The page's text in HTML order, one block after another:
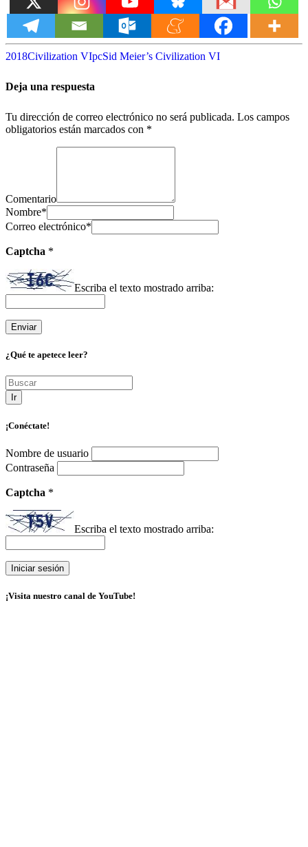
2018Civilization VIpcSid Meier’s Civilization VI
Deja una respuesta
Tu dirección de correo electrónico no será publicada. Los campos
obligatorios están marcados con *
Comentario
Nombre*
Correo electrónico*
Captcha *
Escriba el texto mostrado arriba:
¿Qué te apetece leer?
Ir
¡Conéctate!
Nombre de usuario
Contraseña
Captcha *
Escriba el texto mostrado arriba:
¡Visita nuestro canal de YouTube!